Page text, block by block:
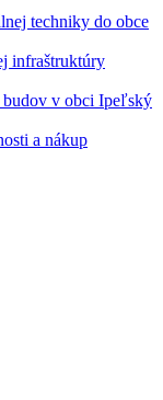
techniky do obce
infraštruktúry
budov v obci Ipeľský
a nákup